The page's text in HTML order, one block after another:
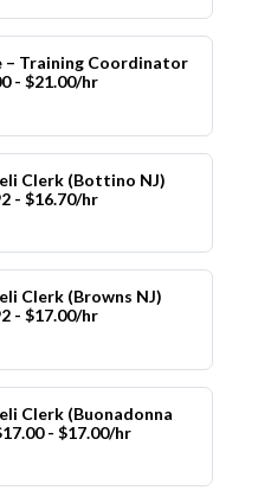
– Training Coordinator
- $21.00/hr
Clerk (Bottino NJ)
- $16.70/hr
Clerk (Browns NJ)
- $17.00/hr
Clerk (Buonadonna
- $17.00/hr